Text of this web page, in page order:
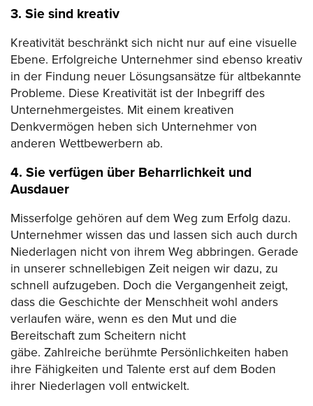
3. Sie sind kreativ
Kreativität beschränkt sich nicht nur auf eine visuelle
Ebene. Erfolgreiche Unternehmer sind ebenso kreativ
in der Findung neuer Lösungsansätze für altbekannte
Probleme. Diese Kreativität ist der Inbegriff des
Unternehmergeistes. Mit einem kreativen
Denkvermögen heben sich Unternehmer von
anderen Wettbewerbern ab.
4. Sie verfügen über Beharrlichkeit und
Ausdauer
Misserfolge gehören auf dem Weg zum Erfolg dazu.
Unternehmer wissen das und lassen sich auch durch
Niederlagen nicht von ihrem Weg abbringen. Gerade
in unserer schnellebigen Zeit neigen wir dazu, zu
schnell aufzugeben. Doch die Vergangenheit zeigt,
dass die Geschichte der Menschheit wohl anders
verlaufen wäre, wenn es den Mut und die
Bereitschaft zum Scheitern nicht
gäbe. Zahlreiche berühmte Persönlichkeiten haben
ihre Fähigkeiten und Talente erst auf dem Boden
ihrer Niederlagen voll entwickelt.